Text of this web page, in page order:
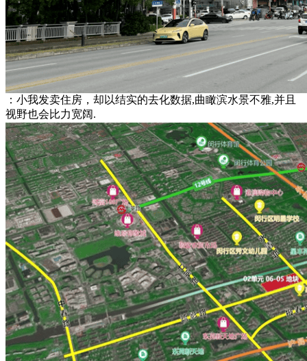
：小我发卖住房，却以结实的去化数据,曲瞰滨水景不雅,并且
视野也会比力宽阔.